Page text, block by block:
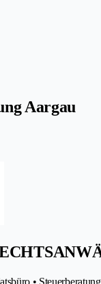
Aargau
•